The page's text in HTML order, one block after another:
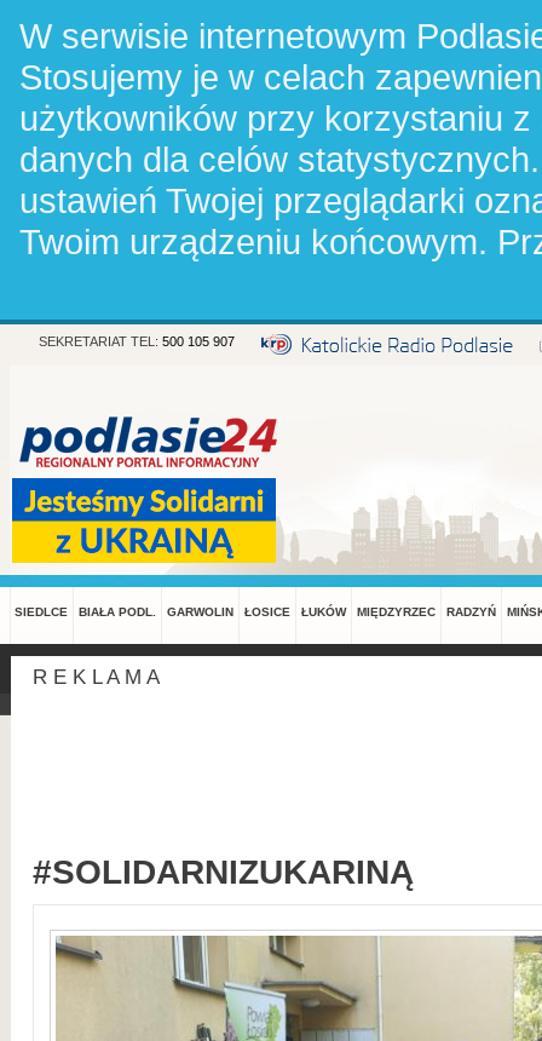
W serwisie internetowym
Stosujemy je w celach
użytkowników przy korzystaniu
danych dla celów
ustawień Twojej przeglądarki
Twoim urządzeniu końcowym.
SEKRETARIAT TEL: 500 105 907
SIEDLCE BIAŁA PODL. GARWOLIN ŁOSICE ŁUKÓW MIĘDZYRZEC RADZYŃ
R E K L A M A
#SOLIDARNIZUKARINĄ